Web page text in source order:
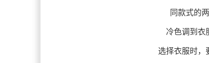
同款式的
冷色调到衣
选择衣服时，